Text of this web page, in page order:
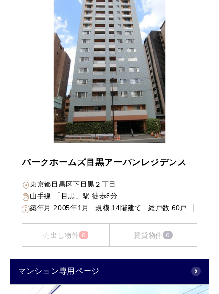
パークホームズ目黒アーバンレジデンス
東京都目黒区下目黒２丁目
山手線 「目黒」駅 徒歩8分
築年月 2005年1月 規模 14階建て 総戸数 60戸
売出し物件 0 賃貸物件 0
マンション専用ページ